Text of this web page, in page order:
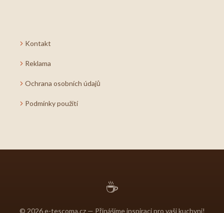
Kontakt
Reklama
Ochrana osobních údajů
Podmínky použití
☕
© 2026 e-tescoma.cz — Přinášíme inspiraci pro vaši kuchyni!